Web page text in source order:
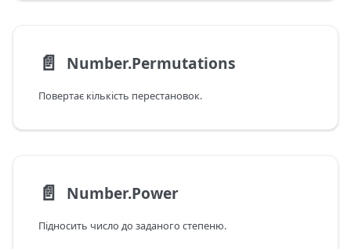
📄️ Number.Permutations
Повертає кількість перестановок.
📄️ Number.Power
Підносить число до заданого степеню.